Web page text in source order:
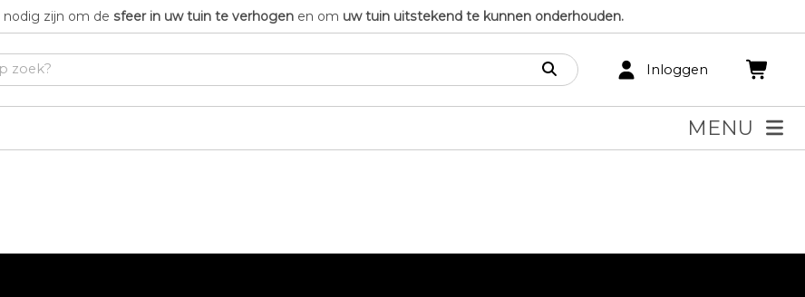
nodig zijn om de sfeer in uw tuin te verhogen en om uw tuin uitstekend te kunnen onderhouden.
Inloggen
MENU